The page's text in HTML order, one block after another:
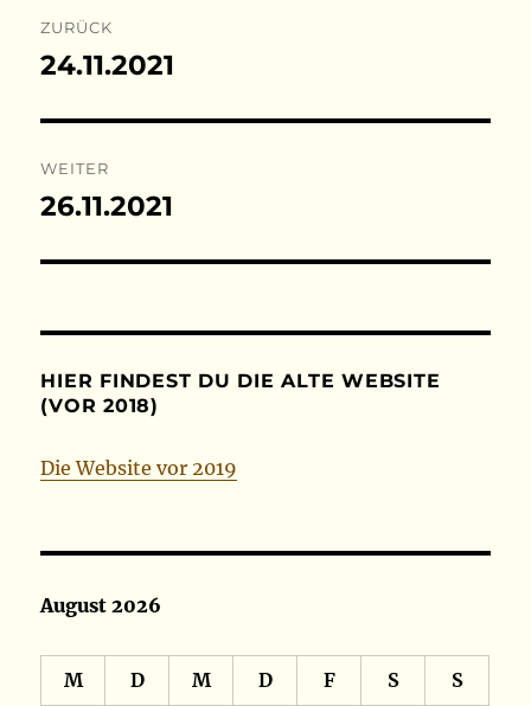
ZURÜCK
Vorheriger
24.11.2021
WEITER
Nächster
26.11.2021
HIER FINDEST DU DIE ALTE WEBSITE
(VOR 2018)
Die Website vor 2019
August 2026
M D M D F S S